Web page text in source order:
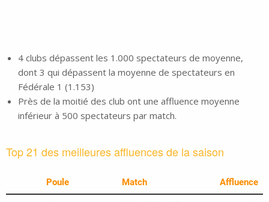
4 clubs dépassent les 1.000 spectateurs de moyenne,
dont 3 qui dépassent la moyenne de spectateurs en
Fédérale 1 (1.153)
Près de la moitié des club ont une affluence moyenne
inférieur à 500 spectateurs par match.
Top 21 des meilleures affluences de la saison